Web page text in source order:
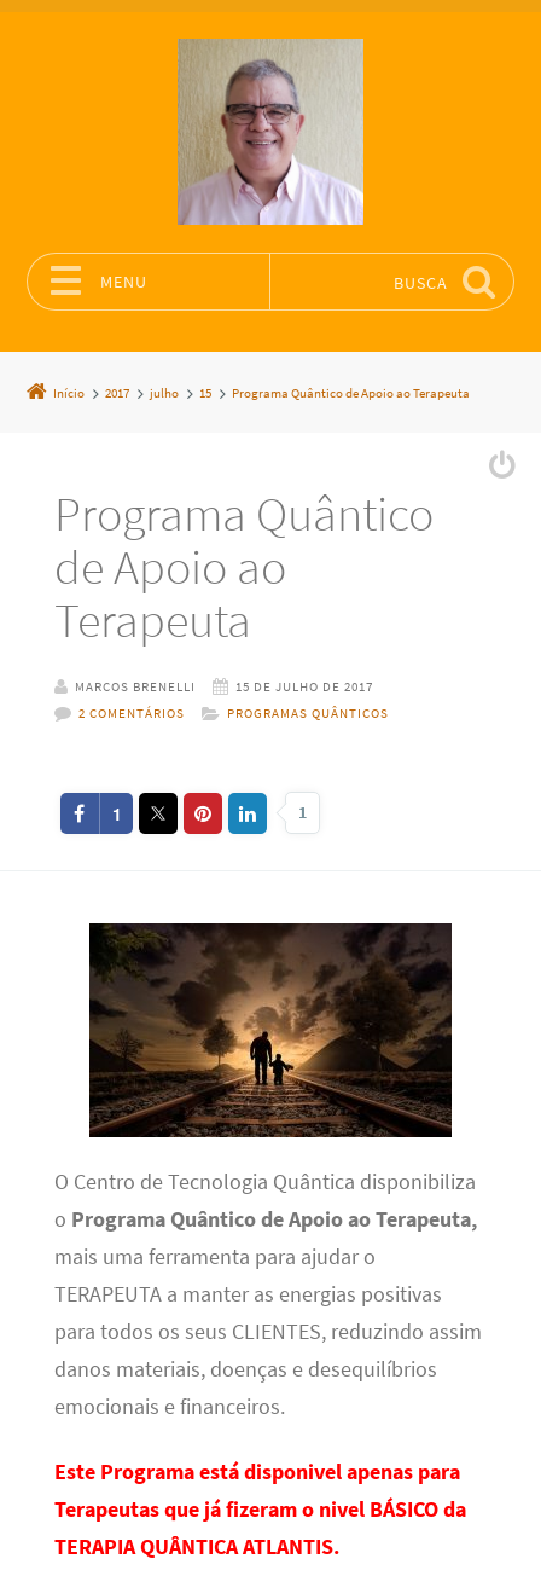
MENU BUSCA
Início 2017 julho 15 Programa Quântico de Apoio ao Terapeuta
Programa Quântico
de Apoio ao
Terapeuta
MARCOS BRENELLI
15 DE JULHO DE 2017
2 COMENTÁRIOS
PROGRAMAS QUÂNTICOS
1 1
O Centro de Tecnologia Quântica disponibiliza
o Programa Quântico de Apoio ao Terapeuta,
mais uma ferramenta para ajudar o
TERAPEUTA a manter as energias positivas
para todos os seus CLIENTES, reduzindo assim
danos materiais, doenças e desequilíbrios
emocionais e financeiros.
Este Programa está disponivel apenas para
Terapeutas que já fizeram o nivel BÁSICO da
TERAPIA QUÂNTICA ATLANTIS.